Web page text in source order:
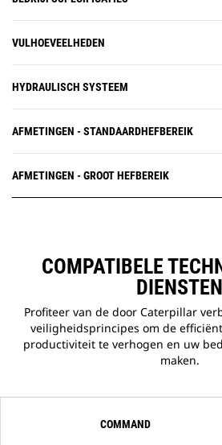
VULHOEVEELHEDEN
HYDRAULISCH SYSTEEM
AFMETINGEN - STANDAARDHEFBEREIK
AFMETINGEN - GROOT HEFBEREIK
COMPATIBELE
DIENSTEN
Profiteer van de door Caterpillar
veiligheidsprincipes om de
productiviteit te verhogen en uw
maken.
COMMAND